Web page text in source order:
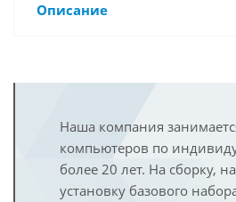
Описание
Наша компания
компьютеров по
более 20 лет. На сборку,
установку базового